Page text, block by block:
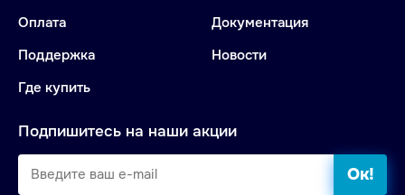
Оплата
Поддержка
Где купить
Документация
Новости
Подпишитесь на наши акции
Ок!